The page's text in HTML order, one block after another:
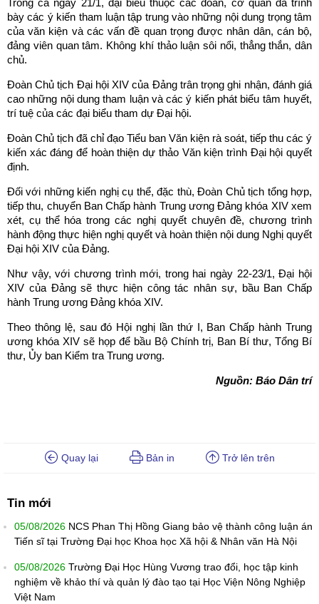
Trong cả ngày 21/1, đại biểu thuộc các đoàn, cơ quan đã trình
bày các ý kiến tham luận tập trung vào những nội dung trọng tâm
của văn kiện và các vấn đề quan trọng được nhân dân, cán bộ,
đảng viên quan tâm. Không khí thảo luận sôi nổi, thẳng thắn, dân
chủ.
Đoàn Chủ tịch Đại hội XIV của Đảng trân trọng ghi nhận, đánh giá
cao những nội dung tham luận và các ý kiến phát biểu tâm huyết,
trí tuệ của các đại biểu tham dự Đại hội.
Đoàn Chủ tịch đã chỉ đạo Tiểu ban Văn kiện rà soát, tiếp thu các ý
kiến xác đáng để hoàn thiện dự thảo Văn kiện trình Đại hội quyết
định.
Đối với những kiến nghị cụ thể, đặc thù, Đoàn Chủ tịch tổng hợp,
tiếp thu, chuyển Ban Chấp hành Trung ương Đảng khóa XIV xem
xét, cụ thể hóa trong các nghị quyết chuyên đề, chương trình
hành động thực hiện nghị quyết và hoàn thiện nội dung Nghị quyết
Đại hội XIV của Đảng.
Như vậy, với chương trình mới, trong hai ngày 22-23/1, Đại hội
XIV của Đảng sẽ thực hiện công tác nhân sự, bầu Ban Chấp
hành Trung ương Đảng khóa XIV.
Theo thông lệ, sau đó Hội nghị lần thứ I, Ban Chấp hành Trung
ương khóa XIV sẽ họp để bầu Bộ Chính trị, Ban Bí thư, Tổng Bí
thư, Ủy ban Kiểm tra Trung ương.
Nguồn: Báo Dân trí
Quay lại Bản in Trở lên trên
Tin mới
05/08/2026 NCS Phan Thị Hồng Giang bảo vệ thành công luận án
Tiến sĩ tại Trường Đại học Khoa học Xã hội & Nhân văn Hà Nội
05/08/2026 Trường Đại Học Hùng Vương trao đổi, học tập kinh
nghiệm về khảo thí và quản lý đào tạo tại Học Viện Nông Nghiệp
Việt Nam